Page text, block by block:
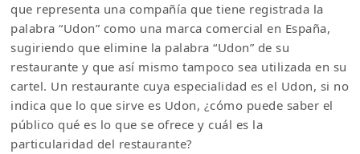
que representa una compañía que tiene registrada la
palabra “Udon” como una marca comercial en España,
sugiriendo que elimine la palabra “Udon” de su
restaurante y que así mismo tampoco sea utilizada en su
cartel. Un restaurante cuya especialidad es el Udon, si no
indica que lo que sirve es Udon, ¿cómo puede saber el
público qué es lo que se ofrece y cuál es la
particularidad del restaurante?